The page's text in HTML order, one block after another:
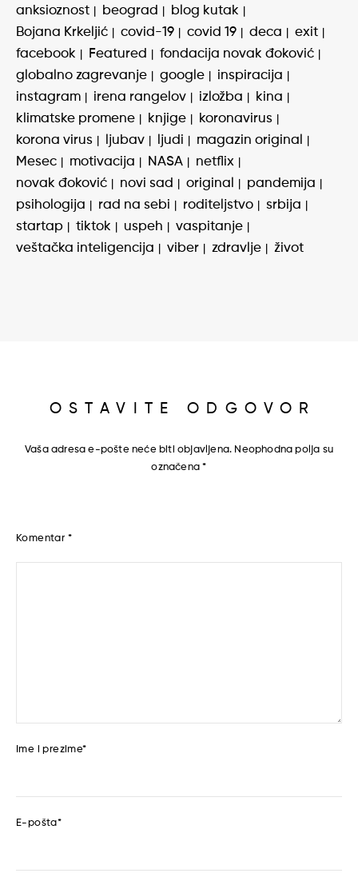
anksioznost beograd
blog kutak
Bojana Krkeljić
covid-19 covid 19 deca
exit
facebook
Featured
fondacija novak đoković
globalno zagrevanje
google
inspiracija
instagram
irena rangelov izložba
kina
klimatske promene
knjige
koronavirus
korona virus
ljubav ljudi
magazin original
Mesec
motivacija NASA
netflix
novak đoković
novi sad original
pandemija
psihologija
rad na sebi roditeljstvo
srbija
startap
tiktok uspeh
vaspitanje
veštačka inteligencija
viber zdravlje život
OSTAVITE ODGOVOR
Vaša adresa e-pošte neće biti objavljena. Neophodna polja su
označena*
Komentar *
Ime i prezime*
E-pošta*